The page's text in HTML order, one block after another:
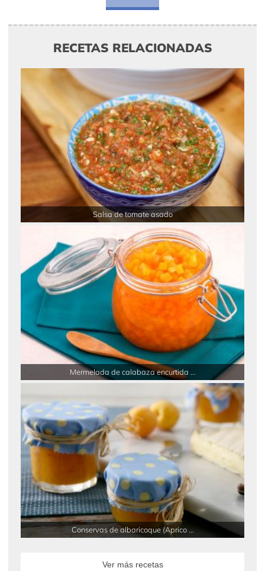
RECETAS RELACIONADAS
Salsa de tomate asado
Mermelada de calabaza encurtida ...
Conservas de albaricoque (Aprico ...
Ver más recetas